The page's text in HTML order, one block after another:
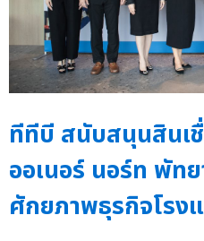
ทีทีบี สนับสนุนสินเ
ออเนอร์ นอร์ท พัท
ศักยภาพธุรกิจโรง